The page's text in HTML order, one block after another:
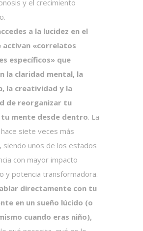
y el crecimiento
a la lucidez en el
activan «correlatos
específicos» que
la claridad mental, la
la creatividad y la
de reorganizar tu
mente desde dentro. La
siete veces más
siendo unos de los estados
con mayor impacto
y potencia transformadora.
directamente con tu
en un sueño lúcido (o
cuando eras niño),